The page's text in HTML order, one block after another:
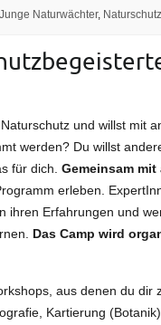
Junge Naturwächter,
und willst mit
werden? Du willst
für dich. Gemeinsam
erleben.
ihren Erfahrungen und
Das Camp wird
aus denen du
Kartierung